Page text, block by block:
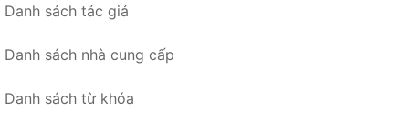
Danh sách tác giả
Danh sách nhà cung cấp
Danh sách từ khóa